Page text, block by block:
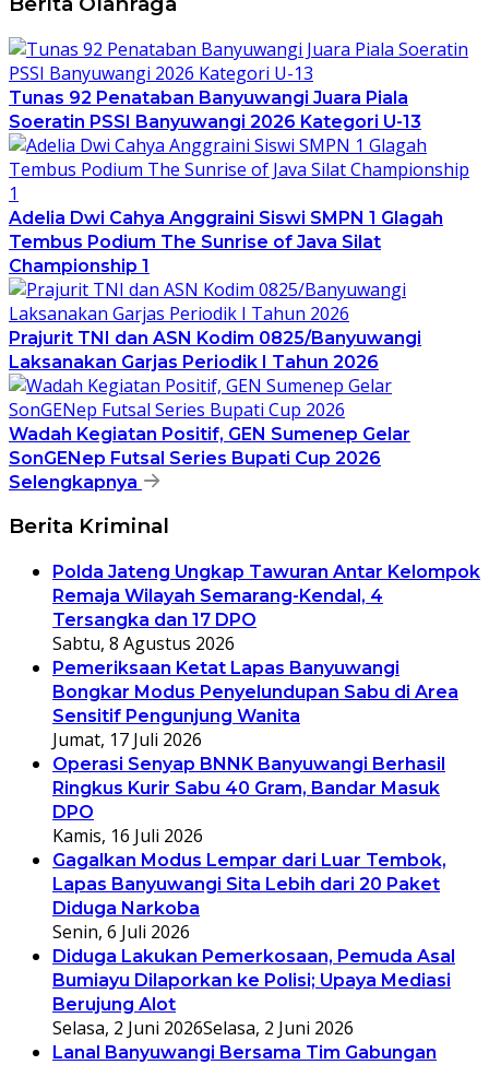
Tunas 92 Penataban Banyuwangi Juara Piala
Soeratin PSSI Banyuwangi 2026 Kategori U-13
Adelia Dwi Cahya Anggraini Siswi SMPN 1 Glagah
Tembus Podium The Sunrise of Java Silat
Championship 1
Prajurit TNI dan ASN Kodim 0825/Banyuwangi
Laksanakan Garjas Periodik I Tahun 2026
Wadah Kegiatan Positif, GEN Sumenep Gelar
SonGENep Futsal Series Bupati Cup 2026
Selengkapnya
Berita Kriminal
Polda Jateng Ungkap Tawuran Antar Kelompok
Remaja Wilayah Semarang-Kendal, 4
Tersangka dan 17 DPO
Sabtu, 8 Agustus 2026
Pemeriksaan Ketat Lapas Banyuwangi
Bongkar Modus Penyelundupan Sabu di Area
Sensitif Pengunjung Wanita
Jumat, 17 Juli 2026
Operasi Senyap BNNK Banyuwangi Berhasil
Ringkus Kurir Sabu 40 Gram, Bandar Masuk
DPO
Kamis, 16 Juli 2026
Gagalkan Modus Lempar dari Luar Tembok,
Lapas Banyuwangi Sita Lebih dari 20 Paket
Diduga Narkoba
Senin, 6 Juli 2026
Diduga Lakukan Pemerkosaan, Pemuda Asal
Bumiayu Dilaporkan ke Polisi; Upaya Mediasi
Berujung Alot
Selasa, 2 Juni 2026Selasa, 2 Juni 2026
Lanal Banyuwangi Bersama Tim Gabungan